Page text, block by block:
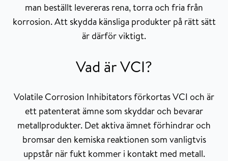
man beställt levereras rena, torra och fria från
korrosion. Att skydda känsliga produkter på rätt sätt
är därför viktigt.
Vad är VCI?
Volatile Corrosion Inhibitators förkortas VCI och är
ett patenterat ämne som skyddar och bevarar
metallprodukter. Det aktiva ämnet förhindrar och
bromsar den kemiska reaktionen som vanligtvis
uppstår när fukt kommer i kontakt med metall.